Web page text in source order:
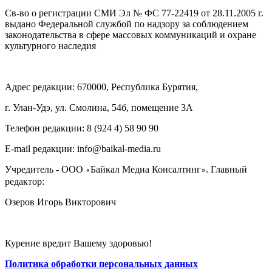
Св-во о регистрации СМИ Эл № ФС 77-22419 от 28.11.2005 г.
выдано Федеральной службой по надзору за соблюдением
законодательства в сфере массовых коммуникаций и охране
культурного наследия
Адрес редакции: 670000, Республика Бурятия,
г. Улан-Удэ, ул. Смолина, 54б, помещение 3А
Телефон редакции: ‎‎8 (924 4) 58 90 90
E-mail редакции: info@baikal-media.ru
Учредитель - ООО «Байкал Медиа Консалтинг». Главный
редактор:
Озеров Игорь Викторович
Курение вредит Вашему здоровью!
Политика обработки персональных данных